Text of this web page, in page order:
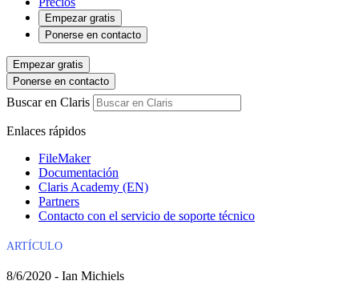
Empezar gratis
Ponerse en contacto
Empezar gratis
Ponerse en contacto
Buscar en Claris
Enlaces rápidos
FileMaker
Documentación
Claris Academy (EN)
Partners
Contacto con el servicio de soporte técnico
ARTÍCULO
8/6/2020 - Ian Michiels